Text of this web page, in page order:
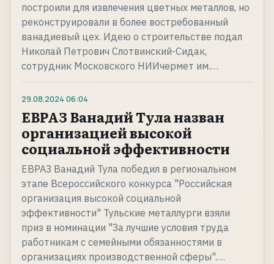
построили для извлечения цветных металлов, но
реконструировали в более востребованный
ванадиевый цех. Идею о строительстве подал
Николай Петрович Слотвинский-Сидак,
сотрудник Московского НИИчермет им.…
29.08.2024 06:04
ЕВРАЗ Ванадий Тула назван
организацией высокой
социальной эффективности
ЕВРАЗ Ванадий Тула победил в региональном
этапе Всероссийского конкурса "Российская
организация высокой социальной
эффективности" Тульские металлурги взяли
приз в номинации "За лучшие условия труда
работникам с семейными обязанностями в
организациях производственной сферы".…